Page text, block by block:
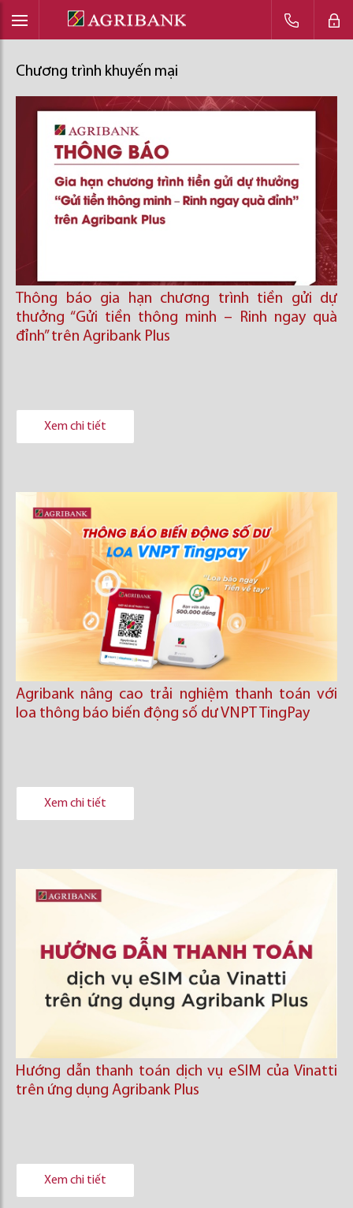
Chương trình khuyến mại
Thông báo gia hạn chương trình tiền gửi dự
thưởng “Gửi tiền thông minh – Rinh ngay quà
đỉnh” trên Agribank Plus
Xem chi tiết
Agribank nâng cao trải nghiệm thanh toán với
loa thông báo biến động số dư VNPT TingPay
Xem chi tiết
Hướng dẫn thanh toán dịch vụ eSIM của Vinatti
trên ứng dụng Agribank Plus
Xem chi tiết